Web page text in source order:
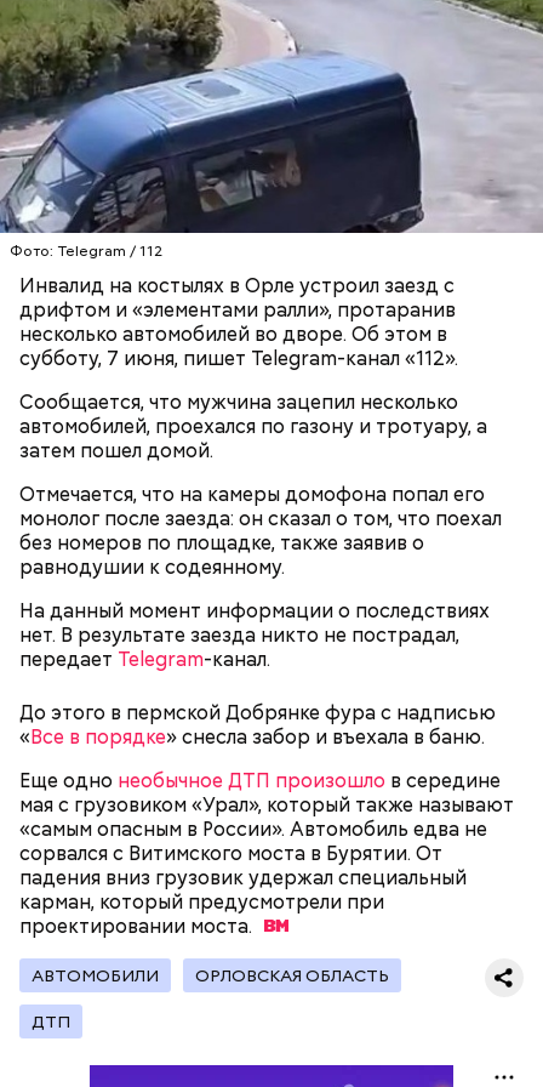
Фото: Telegram / 112
Инвалид на костылях в Орле устроил заезд с
дрифтом и «элементами ралли», протаранив
несколько автомобилей во дворе. Об этом в
субботу, 7 июня, пишет Telegram-канал «112».
Сообщается, что мужчина зацепил несколько
автомобилей, проехался по газону и тротуару, а
затем пошел домой.
Отмечается, что на камеры домофона попал его
монолог после заезда: он сказал о том, что поехал
без номеров по площадке, также заявив о
равнодушии к содеянному.
На данный момент информации о последствиях
нет. В результате заезда никто не пострадал,
передает Telegram-канал.
До этого в пермской Добрянке фура с надписью
«Все в порядке» снесла забор и въехала в баню.
Еще одно необычное ДТП произошло в середине
мая с грузовиком «Урал», который также называют
«самым опасным в России». Автомобиль едва не
сорвался с Витимского моста в Бурятии. От
падения вниз грузовик удержал специальный
карман, который предусмотрели при
проектировании моста.
АВТОМОБИЛИ ОРЛОВСКАЯ ОБЛАСТЬ
ДТП
— Гасанов, являясь индивидуальным
предпринимателем, осуществлял
предпринимательскую деятельность в области
продажи и размещения рекламы в социальных
сетях. С целью сокрытия своих доходов часть
покупателей различных мотивационных курсов и
прогнозов ставок на спорт Гасанов получал на
свои личные лицевые счета как физического лица, а
счета, — пояснили вмосковской прокуратуре
Родственники обналичивали деньги и возвращали
их Гасанову. А чтобы пользоваться деньгами и не
вызвать подозрений у налоговой, Гасанов либо
распределял их между еще несколькими счетами,
либопокупал на них квартиры
Блогеру грозило до семи лет лишения свободы.
Следующим подопытным стал друг детства
Миссюры Константин. 3 февраля того же года,
когда молодые люди ехали вместе в машине,
подозреваемый угостил приятеля морсом с
этиленгликолем. Через два дня Константин умер в
больнице.
— Мы съездили за витаминами, вернулись обратно,
поднялись домой. У него ухудшилось самочувствие
через сутки... Его увезли в больницу,
реанимировали, и там он скончался, — рассказывал
Миссюра на допросе.
Play
Video
Видео: пресс-служба ГСУ СК по Московской области